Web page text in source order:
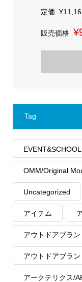
定価
販売価格
Tag
EVENT&SCHOOL
OMM/Original
Uncategorized
アイテム
アウトドアブラ
アウトドアブラ
アークテリクス/